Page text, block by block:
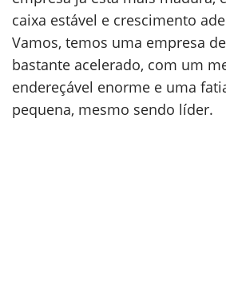
caixa estável e crescimento
Vamos, temos uma empresa
bastante acelerado, com um
endereçável enorme e uma
pequena, mesmo sendo líder.